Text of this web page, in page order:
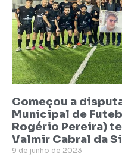
Começou a
Municipal de
Rogério Pereira)
Valmir Cabral da
9 de junho de 2023